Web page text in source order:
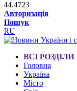
44.4723
Авторизація
Пошук
RU
ВСІ РОЗДІЛИ
Головна
Україна
Місто